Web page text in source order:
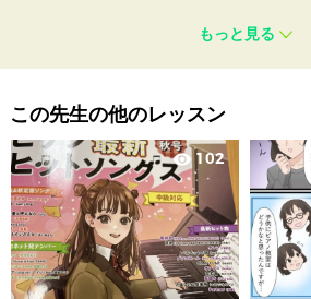
もっと見る
この先生の他のレッスン
visibility 102